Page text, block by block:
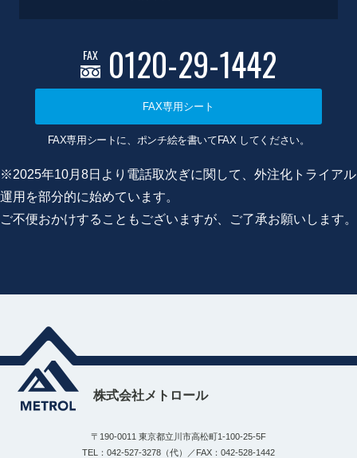
FAX 0120-29-1442
FAX専用シート
FAX専用シートに、ポンチ絵を書いてFAX してください。
※2025年10月8日より電話取次ぎに関して、外注化トライアル
運用を部分的に始めています。
ご不便おかけすることもございますが、ご了承お願いします。
株式会社メトロール
〒190-0011 東京都立川市高松町1-100-25-5F
TEL：042-527-3278（代）／FAX：042-528-1442